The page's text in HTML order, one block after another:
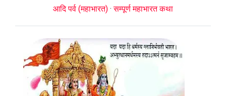
आदि पर्व (महाभारत) ·सम्पूर्ण महाभारत कथा